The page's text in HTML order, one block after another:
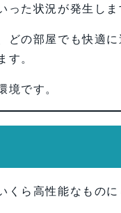
た状況が発生しま
どの部屋でも快適
す。
境です。
くら高性能なもの